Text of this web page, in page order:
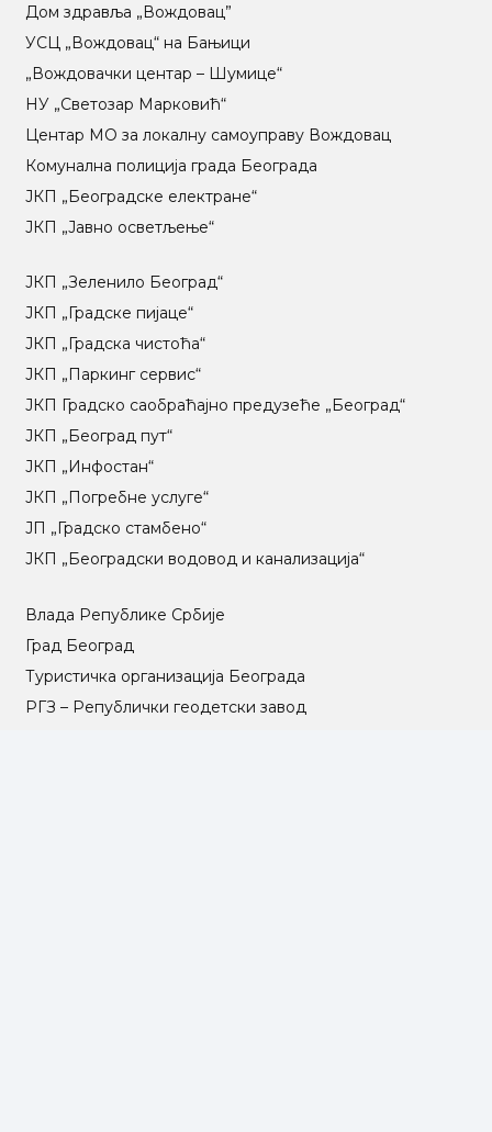
Дом здравља „Вождовац”
УСЦ „Вождовац“ на Бањици
„Вождовачки центар – Шумице“
НУ „Светозар Марковић“
Центар МO за локалну самоуправу Вождовац
Комунална полиција града Београда
ЈКП „Београдске електране“
ЈКП „Јавно осветљење“
ЈКП „Зеленило Београд“
ЈКП „Градске пијаце“
ЈКП „Градска чистоћа“
ЈКП „Паркинг сервис“
ЈКП Градско саобраћајно предузеће „Београд“
ЈКП „Београд пут“
ЈКП „Инфостан“
ЈКП „Погребне услуге“
ЈП „Градско стамбено“
ЈКП „Београдски водовод и канализација“
Влада Републике Србије
Град Београд
Туристичка организација Београда
РГЗ – Републички геодетски завод